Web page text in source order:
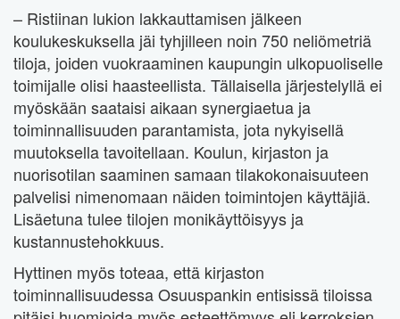
– Ristiinan lukion lakkauttamisen jälkeen
koulukeskuksella jäi tyhjilleen noin 750 neliömetriä
tiloja, joiden vuokraaminen kaupungin ulkopuoliselle
toimijalle olisi haasteellista. Tällaisella järjestelyllä ei
myöskään saataisi aikaan synergiaetua ja
toiminnallisuuden parantamista, jota nykyisellä
muutoksella tavoitellaan. Koulun, kirjaston ja
nuorisotilan saaminen samaan tilakokonaisuuteen
palvelisi nimenomaan näiden toimintojen käyttäjiä.
Lisäetuna tulee tilojen monikäyttöisyys ja
kustannustehokkuus.
Hyttinen myös toteaa, että kirjaston
toiminnallisuudessa Osuuspankin entisissä tiloissa